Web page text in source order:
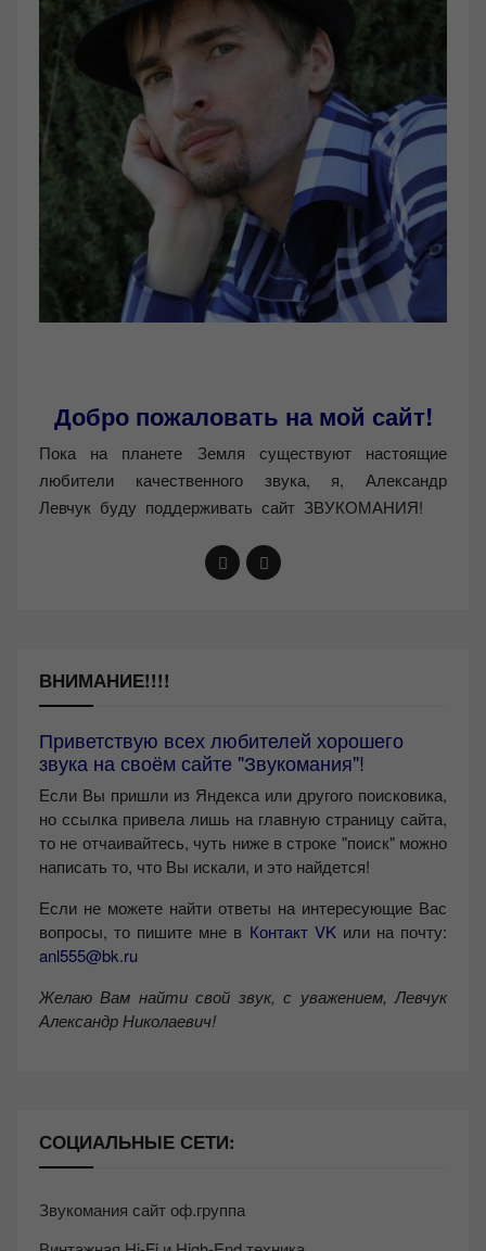
Добро пожаловать на мой сайт!
Пока на планете Земля существуют настоящие
любители качественного звука, я, Александр
Левчук буду поддерживать сайт ЗВУКОМАНИЯ!
ВНИМАНИЕ!!!!
Приветствую всех любителей хорошего
звука на своём сайте "Звукомания"!
Если Вы пришли из Яндекса или другого поисковика,
но ссылка привела лишь на главную страницу сайта,
то не отчаивайтесь, чуть ниже в строке "поиск" можно
написать то, что Вы искали, и это найдется!
Если не можете найти ответы на интересующие Вас
вопросы, то пишите мне в Контакт VKили на почту:
anl555@bk.ru
Желаю Вам найти свой звук, с уважением, Левчук
Александр Николаевич!
СОЦИАЛЬНЫЕ СЕТИ:
Звукомания сайт оф.группа